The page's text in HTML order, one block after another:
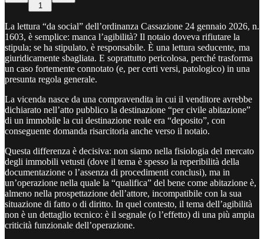
1
La lettura “da social” dell’ordinanza Cassazione 24 gennaio 2026, n.
1603, è semplice: manca l’agibilità? Il notaio doveva rifiutare la
stipula; se ha stipulato, è responsabile. È una lettura seducente, ma
giuridicamente sbagliata. E soprattutto pericolosa, perché trasforma
un caso fortemente connotato (e, per certi versi, patologico) in una
presunta regola generale.
La vicenda nasce da una compravendita in cui il venditore avrebbe
dichiarato nell’atto pubblico la destinazione “per civile abitazione”
di un immobile la cui destinazione reale era “deposito”, con
conseguente domanda risarcitoria anche verso il notaio.
Questa differenza è decisiva: non siamo nella fisiologia del mercato
degli immobili vetusti (dove il tema è spesso la reperibilità della
documentazione o l’assenza di procedimenti conclusi), ma in
un’operazione nella quale la “qualifica” del bene come abitazione è,
almeno nella prospettazione dell’attore, incompatibile con la sua
situazione di fatto o di diritto. In quel contesto, il tema dell’agibilità
non è un dettaglio tecnico: è il segnale (o l’effetto) di una più ampia
criticità funzionale dell’operazione.